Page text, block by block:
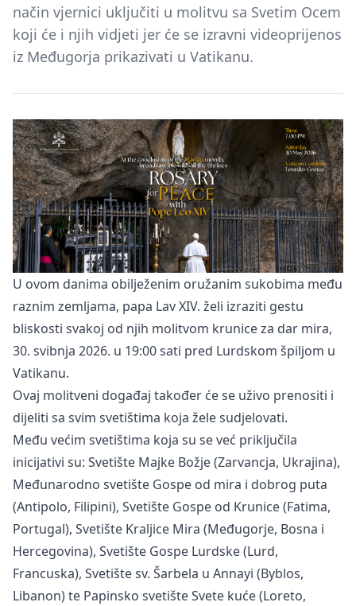
način vjernici uključiti u molitvu sa Svetim Ocem
koji će i njih vidjeti jer će se izravni videoprijenos
iz Međugorja prikazivati u Vatikanu.
U ovom danima obilježenim oružanim sukobima među
raznim zemljama, papa Lav XIV. želi izraziti gestu
bliskosti svakoj od njih molitvom krunice za dar mira,
30. svibnja 2026. u 19:00 sati pred Lurdskom špiljom u
Vatikanu.
Ovaj molitveni događaj također će se uživo prenositi i
dijeliti sa svim svetištima koja žele sudjelovati.
Među većim svetištima koja su se već priključila
inicijativi su: Svetište Majke Božje (Zarvancja, Ukrajina),
Međunarodno svetište Gospe od mira i dobrog puta
(Antipolo, Filipini), Svetište Gospe od Krunice (Fatima,
Portugal), Svetište Kraljice Mira (Međugorje, Bosna i
Hercegovina), Svetište Gospe Lurdske (Lurd,
Francuska), Svetište sv. Šarbela u Annayi (Byblos,
Libanon) te Papinsko svetište Svete kuće (Loreto,